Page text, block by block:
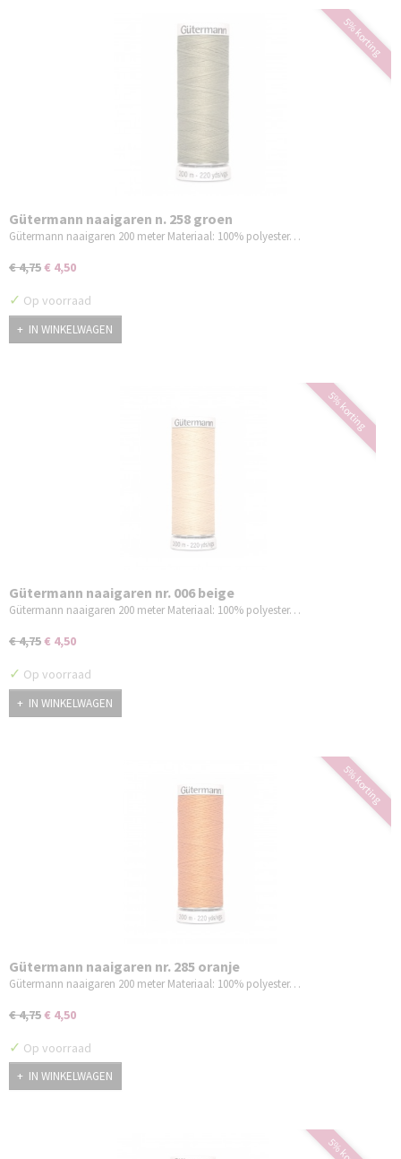
5% korting
Gütermann naaigaren n. 258 groen
Gütermann naaigaren 200 meter Materiaal: 100% polyester…
€ 4,75€ 4,50
✓ Op voorraad
IN WINKELWAGEN
5% korting
Gütermann naaigaren nr. 006 beige
Gütermann naaigaren 200 meter Materiaal: 100% polyester…
€ 4,75€ 4,50
✓ Op voorraad
IN WINKELWAGEN
5% korting
Gütermann naaigaren nr. 285 oranje
Gütermann naaigaren 200 meter Materiaal: 100% polyester…
€ 4,75€ 4,50
✓ Op voorraad
IN WINKELWAGEN